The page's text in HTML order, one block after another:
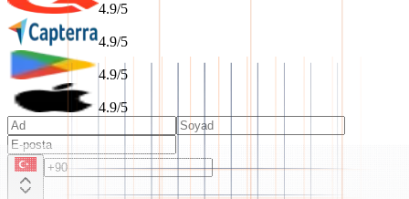
4.9/5
4.9/5
4.9/5
4.9/5